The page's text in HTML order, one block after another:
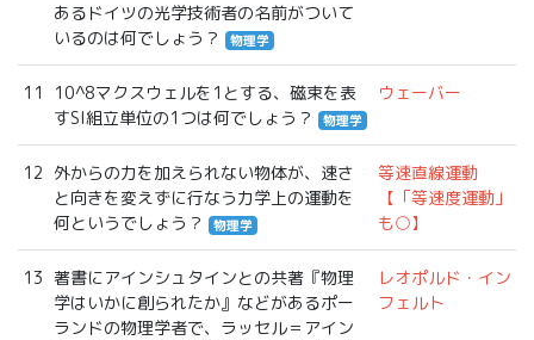
あるドイツの光学技術者の名前がついて
いるのは何でしょう？
物理学
11
10^8マクスウェルを1とする、磁束を表
すSI組立単位の1つは何でしょう？
物理学
ウェーバー
12 外からの力を加えられない物体が、速さ
と向きを変えずに行なう力学上の運動を
何というでしょう？
物理学
等速直線運動
【「等速度運動」
も○】
13 著書にアインシュタインとの共著『物理
学はいかに創られたか』などがあるポー
ランドの物理学者で、ラッセル＝アイン
レオポルド・イン
フェルト